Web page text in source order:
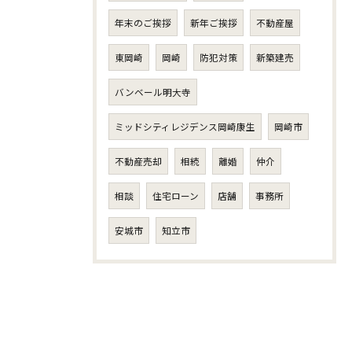
年末のご挨拶 新年ご挨拶 不動産屋
東岡崎 岡崎 防犯対策 新築建売
バンベール明大寺
ミッドシティレジデンス岡崎康生 岡崎市
不動産売却 相続 離婚 仲介
相談 住宅ローン 店舗 事務所
安城市 知立市